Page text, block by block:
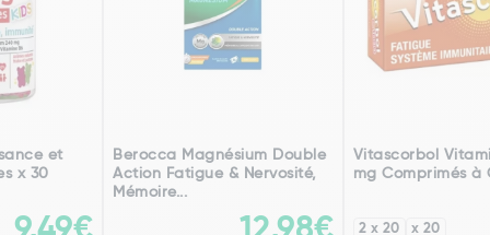
et
x 30
Berocca Magnésium Double
Action Fatigue & Nervosité,
Mémoire...
Vitascorbol
mg Comprimés à
2 x 20 x 20